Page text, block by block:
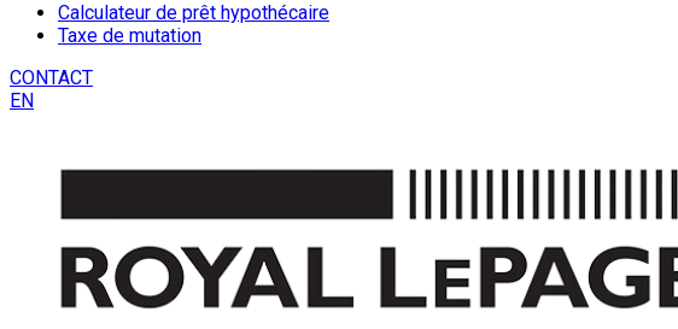
Calculateur de prêt hypothécaire
Taxe de mutation
CONTACT
EN